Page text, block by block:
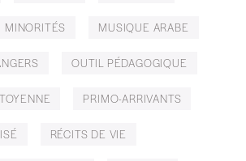
MINORITÉS MUSIQUE ARABE
OUTIL PÉDAGOGIQUE
PRIMO-ARRIVANTS
RÉCITS DE VIE